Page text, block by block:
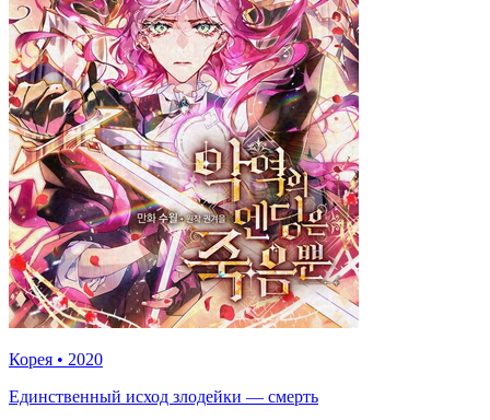
Корея • 2020
Единственный исход злодейки — смерть